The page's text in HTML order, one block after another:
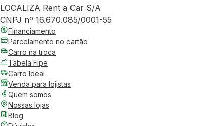
LOCALIZA Rent a Car S/A
CNPJ nº 16.670.085/0001-55
Financiamento
Parcelamento no cartão
Carro na troca
Tabela Fipe
Carro Ideal
Venda para lojistas
Quem somos
Nossas lojas
Blog